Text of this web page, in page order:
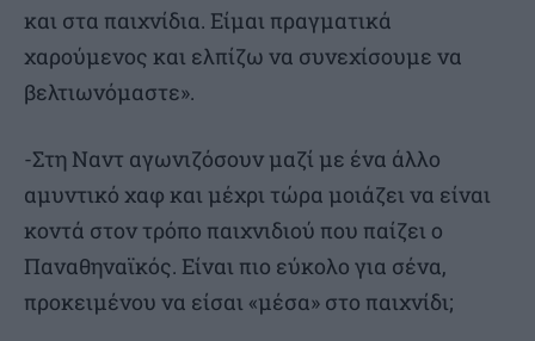
και στα παιχνίδια. Είμαι πραγματικά
χαρούμενος και ελπίζω να συνεχίσουμε να
βελτιωνόμαστε».
-Στη Ναντ αγωνιζόσουν μαζί με ένα άλλο
αμυντικό χαφ και μέχρι τώρα μοιάζει να είναι
κοντά στον τρόπο παιχνιδιού που παίζει ο
Παναθηναϊκός. Είναι πιο εύκολο για σένα,
προκειμένου να είσαι «μέσα» στο παιχνίδι;